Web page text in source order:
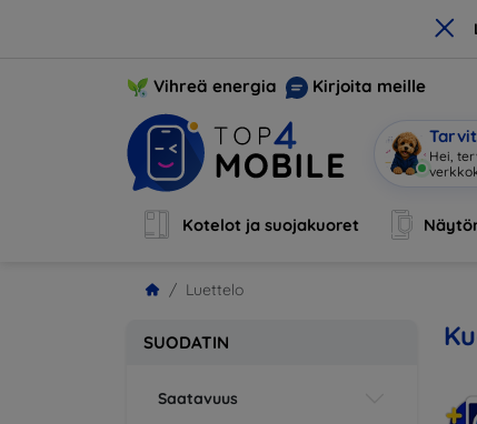
×
Vihreä energia Kirjoita meille
Hei,
Kotelot ja suojakuoret
Luettelo
SUODATIN
Saatavuus